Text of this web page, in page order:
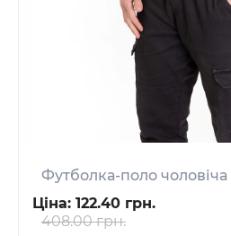
Футболка-поло чоловіча
Ціна: 122.40 грн.
408.00 грн.